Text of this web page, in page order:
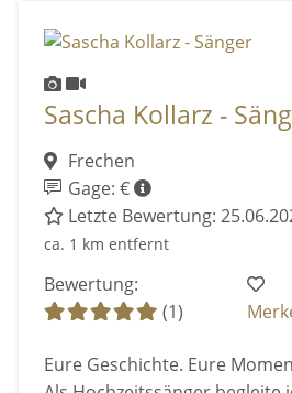
Sascha Kollarz -
Frechen
Gage: €
Letzte Bewertung:
ca. 1 km entfernt
Bewertung:
(1)
Eure Geschichte. Eure